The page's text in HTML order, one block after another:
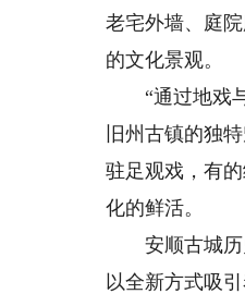
老宅外墙、庭
的文化景观。
“通过地戏与
旧州古镇的独
驻足观戏，有
化的鲜活。
安顺古城历史
以全新方式吸